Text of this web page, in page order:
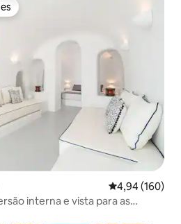
dos hóspedes
4,94 de uma
4,94 (160)
interna e vista para as